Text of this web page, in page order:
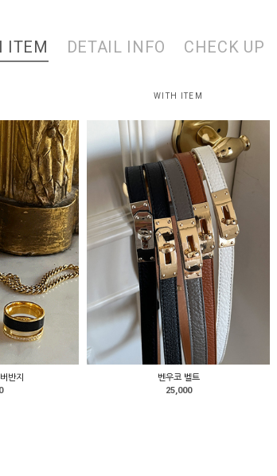
ITEM DETAIL INFO CHECK UP
WITH ITEM
반지
벤우코 벨트
25,000